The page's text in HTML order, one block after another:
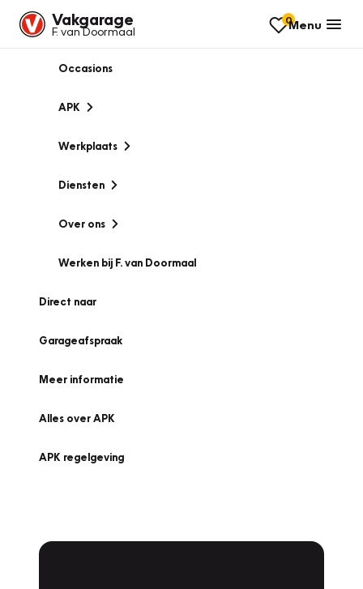
Vakgarage
F. van Doormaal
0Menu
Occasions
APK
Werkplaats
Diensten
Over ons
Werken bij F. van Doormaal
Direct naar
Garageafspraak
Meer informatie
Alles over APK
APK regelgeving